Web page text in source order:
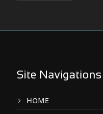
Site Navigations
HOME